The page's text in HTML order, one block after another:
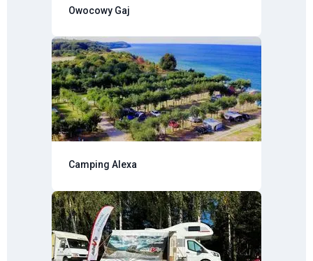
Owocowy Gaj
Camping Alexa